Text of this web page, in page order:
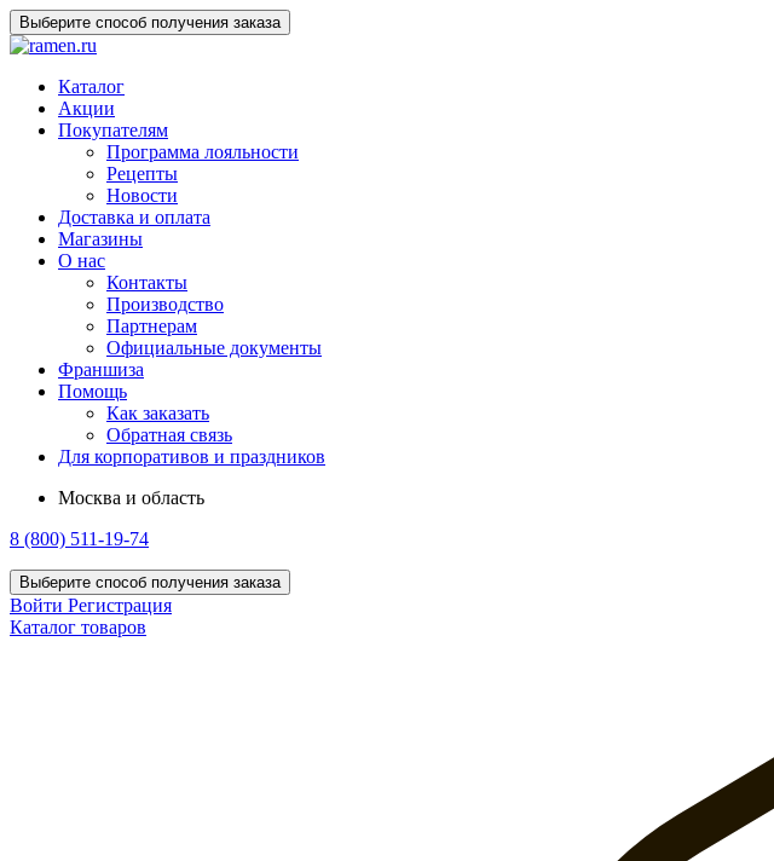
Выберите способ получения заказа
Каталог
Акции
Покупателям
Программа лояльности
Рецепты
Новости
Доставка и оплата
Магазины
О нас
Контакты
Производство
Партнерам
Официальные документы
Франшиза
Помощь
Как заказать
Обратная связь
Для корпоративов и праздников
Москва и область
8 (800) 511-19-74
Выберите способ получения заказа
Войти Регистрация
Каталог товаров